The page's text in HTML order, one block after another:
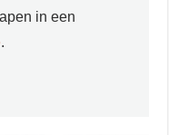
in een
.